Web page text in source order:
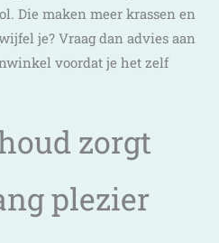
Die maken meer krassen en
je? Vraag dan advies aan
voordat je het zelf
zorgt
plezier